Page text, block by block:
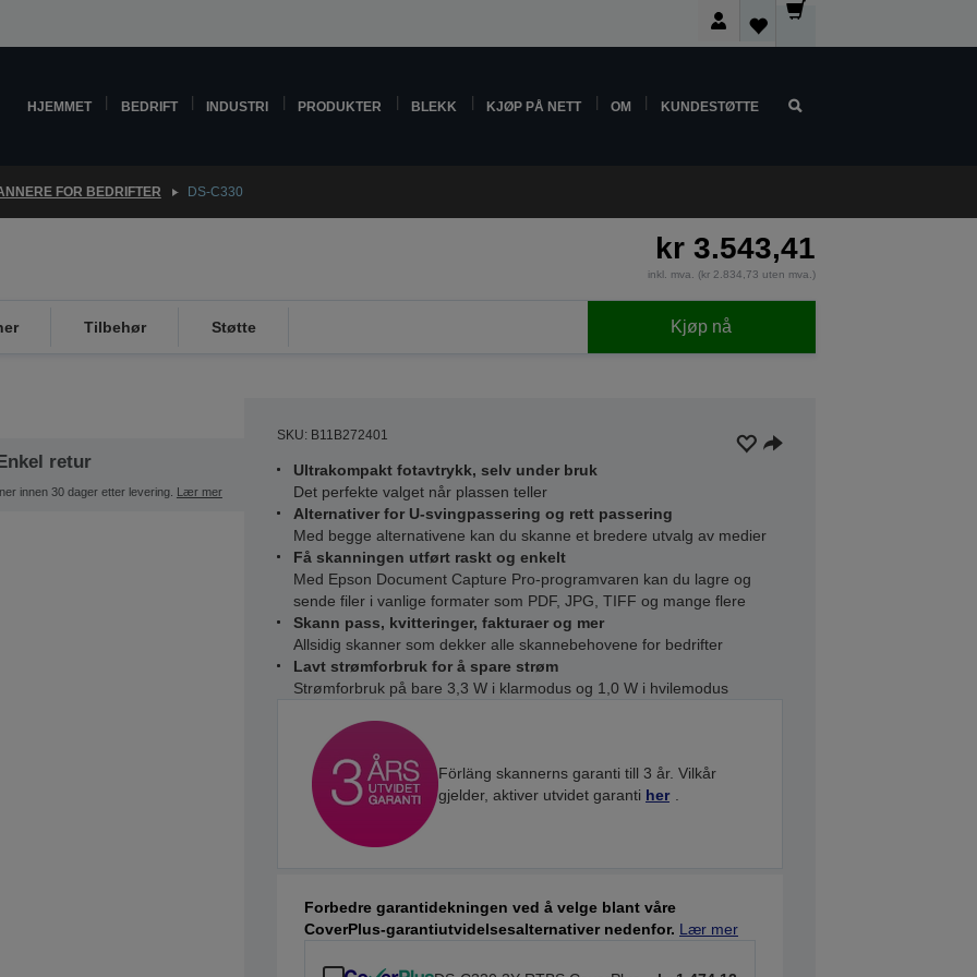
HJEMMET BEDRIFT INDUSTRI PRODUKTER BLEKK KJØP PÅ NETT OM KUNDESTØTTE
FOR BEDRIFTER DS-C330
kr 3.543,41
inkl. mva. (kr 2.834,73 uten mva.)
Tilbehør Støtte Kjøp nå
retur
innen 30 dager etter levering. Lær mer
SKU: B11B272401
Ultrakompakt fotavtrykk, selv under bruk
Det perfekte valget når plassen teller
Alternativer for U-svingpassering og rett passering
Med begge alternativene kan du skanne et bredere utvalg av medier
Få skanningen utført raskt og enkelt
Med Epson Document Capture Pro-programvaren kan du lagre og
sende filer i vanlige formater som PDF, JPG, TIFF og mange flere
Skann pass, kvitteringer, fakturaer og mer
Allsidig skanner som dekker alle skannebehovene for bedrifter
Lavt strømforbruk for å spare strøm
Strømforbruk på bare 3,3 W i klarmodus og 1,0 W i hvilemodus
Förläng skannerns garanti till 3 år. Vilkår
gjelder, aktiver utvidet garanti her
Forbedre garantidekningen ved å velge blant våre
CoverPlus-garantiutvidelsesalternativer nedenfor. Lær mer